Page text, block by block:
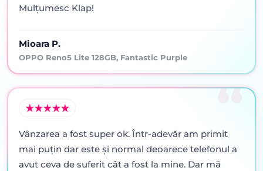
Mulțumesc Klap!
Mioara P.
OPPO Reno5 Lite 128GB, Fantastic Purple
Vânzarea a fost super ok. Într-adevăr am primit
mai puţin dar este şi normal deoarece telefonul a
avut ceva de suferit cât a fost la mine. Dar mă